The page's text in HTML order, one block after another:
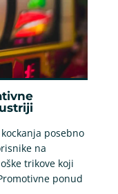
posebno
na
trikove koji
ponud